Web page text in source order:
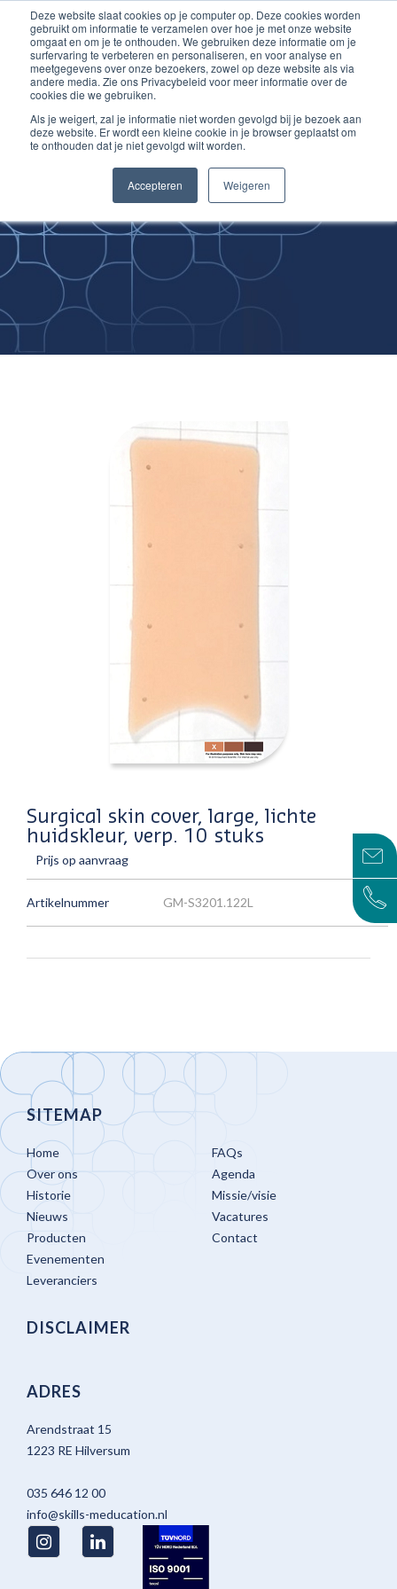
Deze website slaat cookies op je computer op. Deze cookies worden
gebruikt om informatie te verzamelen over hoe je met onze website
omgaat en om je te onthouden. We gebruiken deze informatie om je
surfervaring te verbeteren en personaliseren, en voor analyse en
meetgegevens over onze bezoekers, zowel op deze website als via
andere media. Zie ons Privacybeleid voor meer informatie over de
cookies die we gebruiken.
Als je weigert, zal je informatie niet worden gevolgd bij je bezoek aan
deze website. Er wordt een kleine cookie in je browser geplaatst om
te onthouden dat je niet gevolgd wilt worden.
Accepteren Weigeren
Inloggen account
Ga
naar
de
inhoud
Improving
Medical Skills
Surgical skin cover, large, lichte
huidskleur, verp. 10 stuks
Prijs op aanvraag
Artikelnummer GM-S3201.122L
SITEMAP
Home
Over ons
Historie
Nieuws
Producten
Evenementen
Leveranciers
FAQs
Agenda
Missie/visie
Vacatures
Contact
DISCLAIMER
ADRES
Arendstraat 15
1223 RE Hilversum
035 646 12 00
info@skills-meducation.nl